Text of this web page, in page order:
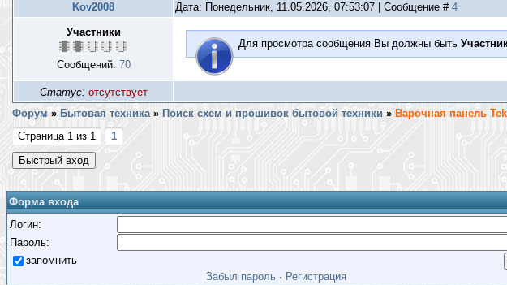
Kov2008
Дата: Понедельник, 11.05.2026, 07:53:07 | Сообщение # 4
Участники
Сообщений: 70
Для просмотра сообщения Вы должны быть
Статус: отсутствует
Форум » Бытовая техника » Поиск схем и прошивок бытовой техники » Варочная панель
Страница 1 из 1
1
Форма входа
Логин:
Пароль:
запомнить
Забыл пароль · Регистрация